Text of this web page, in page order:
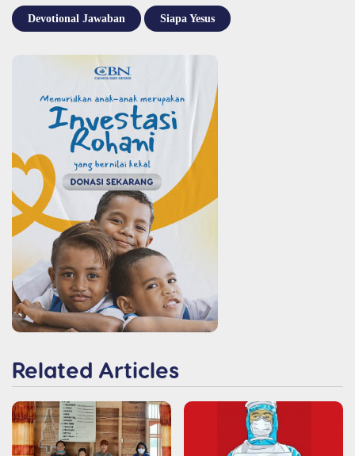
Devotional Jawaban Siapa Yesus
Related Articles